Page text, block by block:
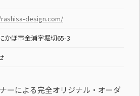
design.com/
かほ市金浦字堀切65-3
ーによる完全オリジナル・オーダ